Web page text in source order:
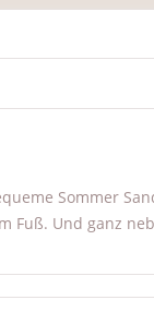
Sommer
Fuß. Und ganz